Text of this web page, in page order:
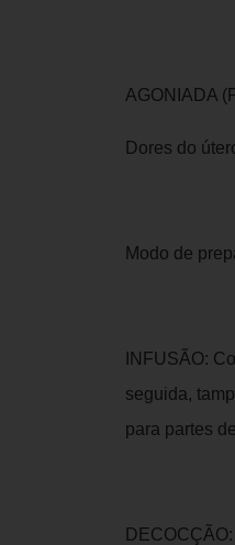
AGONIADA
Dores do
Modo de
INFUSÃO:
seguida,
para partes